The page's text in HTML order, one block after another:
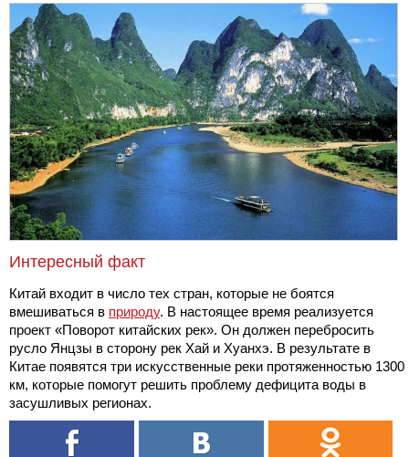
Интересный факт
Китай входит в число тех стран, которые не боятся
вмешиваться в природу. В настоящее время реализуется
проект «Поворот китайских рек». Он должен перебросить
русло Янцзы в сторону рек Хай и Хуанхэ. В результате в
Китае появятся три искусственные реки протяженностью 1300
км, которые помогут решить проблему дефицита воды в
засушливых регионах.